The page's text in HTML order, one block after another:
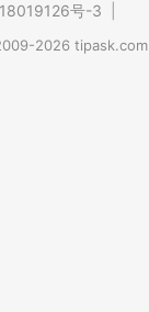
号-3
2026 tipask.com